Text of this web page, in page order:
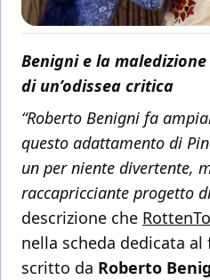
Benigni e la
di un’odissea critica
“Roberto Benigni fa
questo adattamento di
un per niente divertente,
raccapricciante progetto
descrizione che
nella scheda dedicata al
scritto da Roberto